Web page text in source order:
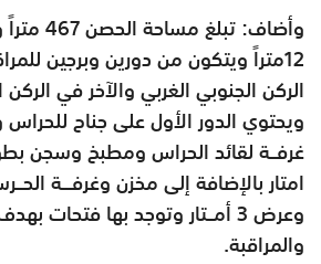
‏وأضاف:
12متراً ‏ويتكون ‏من ‏دورين ‏وبرجين
الركن الجنوبي الغربي والآخر في الركن
ويحتوي الدور الأول على ‏جناح
‏وعرض 3 أمــتار وتوجد بها فتحات
والمراقبة.